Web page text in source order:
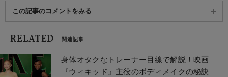
この記事のコメントをみる
RELATED 関連記事
身体オタクなトレーナー目線で解説！映画
『ウィキッド』主役のボディメイクの秘訣